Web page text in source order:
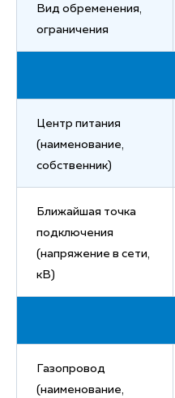
Вид обременения,
ограничения
Центр питания
(наименование,
собственник)
Ближайшая точка
подключения
(напряжение в сети,
кВ)
Газопровод
(наименование,